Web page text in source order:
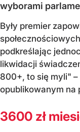
wyborami
Były premier
podkreślając
likwidacji
800+, to się myli" –
opublikowanym na
3600 zł